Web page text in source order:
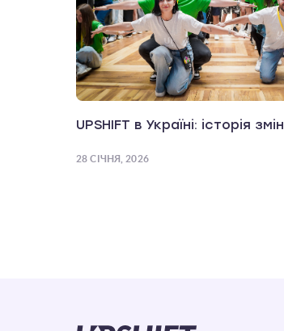
UPSHIFT в Україні: історія змін
28 СІЧНЯ, 2026